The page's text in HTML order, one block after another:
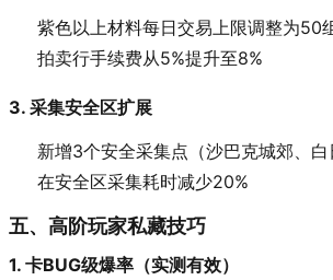
紫色以上材料每日交易上限调整为50
拍卖行手续费从5%提升至8%
3. 采集安全区扩展
新增3个安全采集点（沙巴克城郊、白
在安全区采集耗时减少20%
五、高阶玩家私藏技巧
1. 卡BUG级爆率（实测有效）